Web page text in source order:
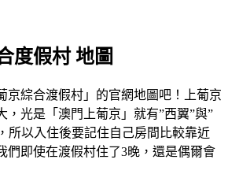
度假村 地圖
京綜合渡假村」的官網地圖吧！上葡京
，光是「澳門上葡京」就有”西翼”與”
所以入住後要記住自己房間比較靠近
們即使在渡假村住了3晚，還是偶爾會